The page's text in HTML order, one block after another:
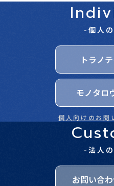
-個人
トラノ
モノタロ
個人向けのお問
-法人
お問い合